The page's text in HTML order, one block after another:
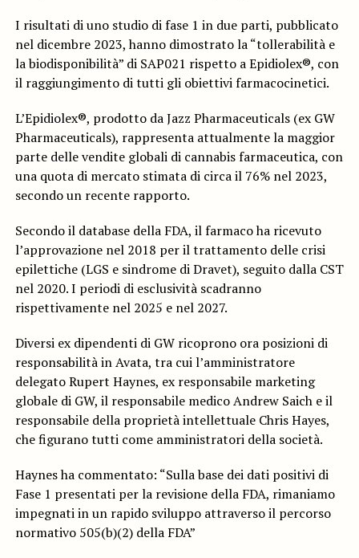
I risultati di uno studio di fase 1 in due parti, pubblicato
nel dicembre 2023, hanno dimostrato la “tollerabilità e
la biodisponibilità” di SAP021 rispetto a Epidiolex®, con
il raggiungimento di tutti gli obiettivi farmacocinetici.
L’Epidiolex®, prodotto da Jazz Pharmaceuticals (ex GW
Pharmaceuticals), rappresenta attualmente la maggior
parte delle vendite globali di cannabis farmaceutica, con
una quota di mercato stimata di circa il 76% nel 2023,
secondo un recente rapporto.
Secondo il database della FDA, il farmaco ha ricevuto
l’approvazione nel 2018 per il trattamento delle crisi
epilettiche (LGS e sindrome di Dravet), seguito dalla CST
nel 2020. I periodi di esclusività scadranno
rispettivamente nel 2025 e nel 2027.
Diversi ex dipendenti di GW ricoprono ora posizioni di
responsabilità in Avata, tra cui l’amministratore
delegato Rupert Haynes, ex responsabile marketing
globale di GW, il responsabile medico Andrew Saich e il
responsabile della proprietà intellettuale Chris Hayes,
che figurano tutti come amministratori della società.
Haynes ha commentato: “Sulla base dei dati positivi di
Fase 1 presentati per la revisione della FDA, rimaniamo
impegnati in un rapido sviluppo attraverso il percorso
normativo 505(b)(2) della FDA”